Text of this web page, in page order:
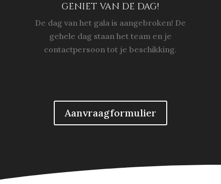
geniet van de dag!
De dag van het gala is aangebroken! De
gehele dag staan het team en je
contactpersoon tot je beschikking.
Aanvraagformulier